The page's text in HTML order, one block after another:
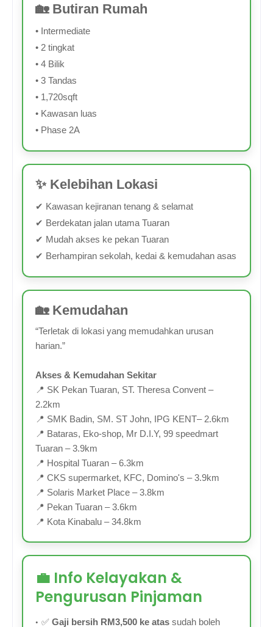
🏡 Butiran Rumah
• Intermediate
• 2 tingkat
• 4 Bilik
• 3 Tandas
• 1,720sqft
• Kawasan luas
• Phase 2A
✨ Kelebihan Lokasi
✔ Kawasan kejiranan tenang & selamat
✔ Berdekatan jalan utama Tuaran
✔ Mudah akses ke pekan Tuaran
✔ Berhampiran sekolah, kedai & kemudahan asas
🏡 Kemudahan
“Terletak di lokasi yang memudahkan urusan
harian.”
Akses & Kemudahan Sekitar
📍 SK Pekan Tuaran, ST. Theresa Convent –
2.2km
📍 SMK Badin, SM. ST John, IPG KENT– 2.6km
📍 Bataras, Eko-shop, Mr D.I.Y, 99 speedmart
Tuaran – 3.9km
📍 Hospital Tuaran – 6.3km
📍 CKS supermarket, KFC, Domino's – 3.9km
📍 Solaris Market Place – 3.8km
📍 Pekan Tuaran – 3.6km
📍 Kota Kinabalu – 34.8km
💼 Info Kelayakan &
Pengurusan Pinjaman
✅ Gaji bersih RM3,500 ke atas sudah boleh